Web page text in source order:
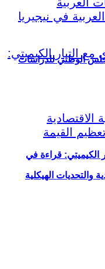
الكيميتي: قراءة في
الوطني للدراسات
والتحديات الهيكلية